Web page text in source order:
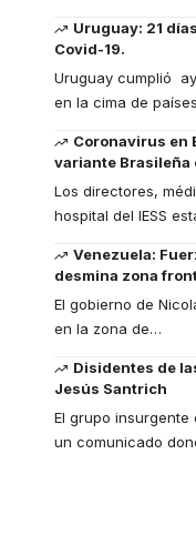
Uruguay: 21
Covid-19.
Uruguay cumplió
en la cima de países
Coronavirus en
variante Brasileña
Los directores,
hospital del IESS
Venezuela:
desmina zona
El gobierno de
en la zona de…
Disidentes de
Jesús Santrich
El grupo insurgente
un comunicado